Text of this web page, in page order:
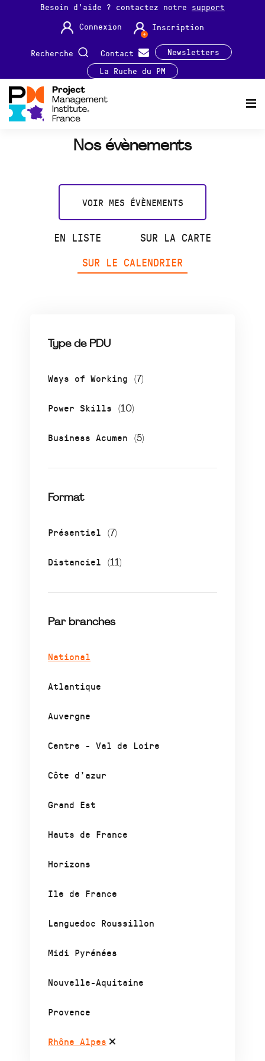
Besoin d'aide ? contactez notre support
Connexion
Inscription
Recherche Contact
Newsletters
La Ruche du PM
Nos évènements
VOIR MES ÉVÈNEMENTS
EN LISTE
SUR LA CARTE
SUR LE CALENDRIER
Type de PDU
Ways of Working (7)
Power Skills (10)
Business Acumen (5)
Format
Présentiel (7)
Distanciel (11)
Par branches
National
Atlantique
Auvergne
Centre - Val de Loire
Côte d’azur
Grand Est
Hauts de France
Horizons
Ile de France
Languedoc Roussillon
Midi Pyrénées
Nouvelle-Aquitaine
Provence
Rhône Alpes